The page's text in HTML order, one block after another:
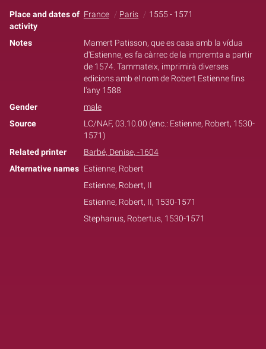
Place and dates of
activity
France Paris 1555 - 1571
Notes
Mamert Patisson, que es casa amb la vídua
d'Estienne, es fa càrrec de la impremta a partir
de 1574. Tammateix, imprimirà diverses
edicions amb el nom de Robert Estienne fins
l'any 1588
Gender
male
Source
LC/NAF, 03.10.00 (enc.: Estienne, Robert, 1530-
1571)
Related printer
Barbé, Denise, -1604
Alternative names Estienne, Robert
Estienne, Robert, II
Estienne, Robert, II, 1530-1571
Stephanus, Robertus, 1530-1571